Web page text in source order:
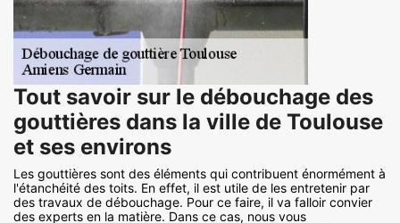
Tout savoir sur le débouchage des
gouttières dans la ville de Toulouse
et ses environs
Les gouttières sont des éléments qui contribuent énormément à
l'étanchéité des toits. En effet, il est utile de les entretenir par
des travaux de débouchage. Pour ce faire, il va falloir convier
des experts en la matière. Dans ce cas, nous vous